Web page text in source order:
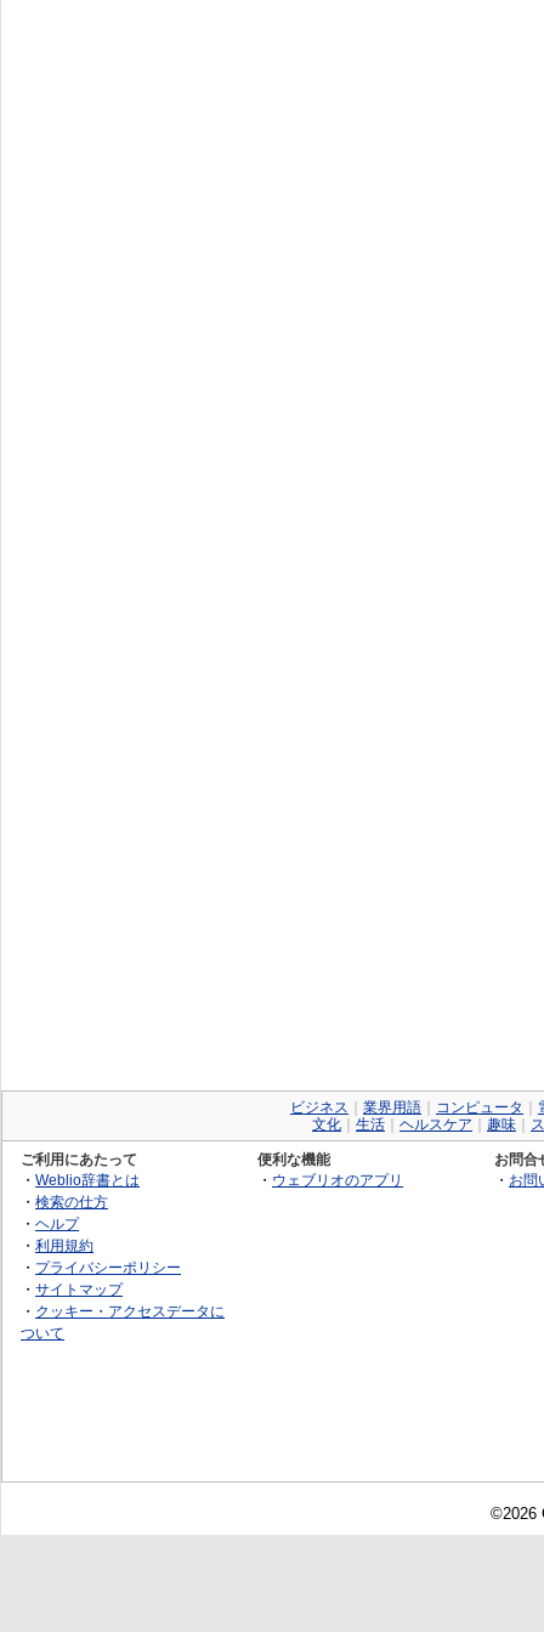
ビジネス 業界用語 コンピュータ
文化
生活 ヘルスケア 趣味
ご利用にあたって
・ Weblio辞書とは
・ 検索の仕方
・ ヘルプ
・ 利用規約
・ プライバシーポリシー
・ サイトマップ
・ クッキー・アクセスデータに
ついて
便利な機能
・ ウェブリオのアプリ
お問合
・ お問
©2026